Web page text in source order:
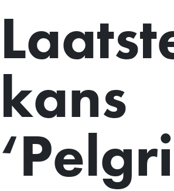
kans